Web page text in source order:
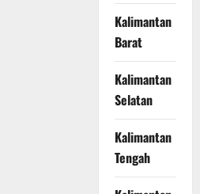
Kalimantan
Barat
Kalimantan
Selatan
Kalimantan
Tengah